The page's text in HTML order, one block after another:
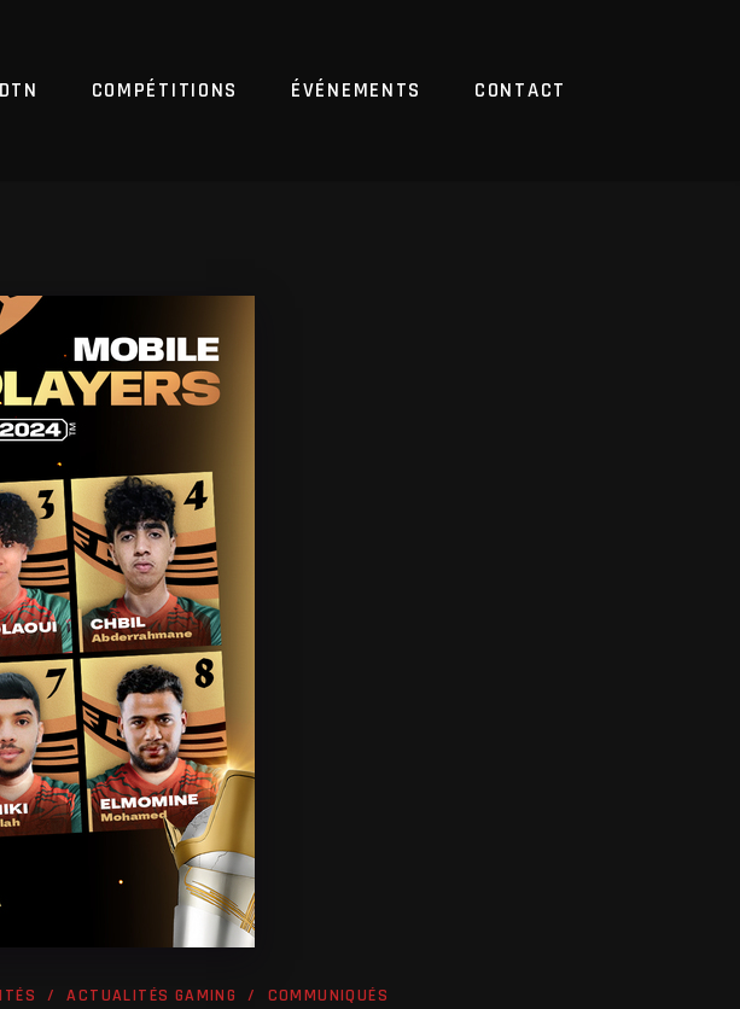
DTN COMPÉTITIONS ÉVÉNEMENTS CONTACT
ACTUALITÉS GAMING COMMUNIQUÉS